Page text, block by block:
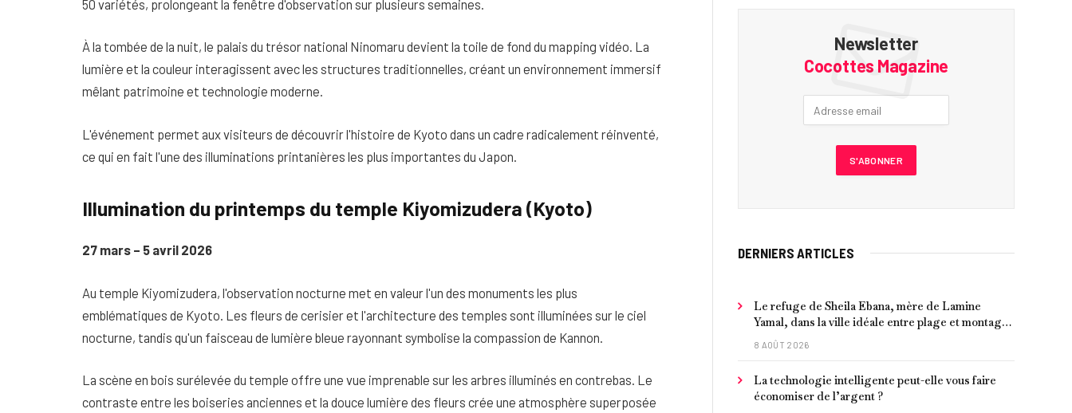
50 variétés, prolongeant la fenêtre d'observation sur plusieurs semaines.
À la tombée de la nuit, le palais du trésor national Ninomaru devient la toile de fond du mapping vidéo. La
lumière et la couleur interagissent avec les structures traditionnelles, créant un environnement immersif
mêlant patrimoine et technologie moderne.
L'événement permet aux visiteurs de découvrir l'histoire de Kyoto dans un cadre radicalement réinventé,
ce qui en fait l'une des illuminations printanières les plus importantes du Japon.
Illumination du printemps du temple Kiyomizudera (Kyoto)
27 mars – 5 avril 2026
Au temple Kiyomizudera, l'observation nocturne met en valeur l'un des monuments les plus
emblématiques de Kyoto. Les fleurs de cerisier et l'architecture des temples sont illuminées sur le ciel
nocturne, tandis qu'un faisceau de lumière bleue rayonnant symbolise la compassion de Kannon.
La scène en bois surélevée du temple offre une vue imprenable sur les arbres illuminés en contrebas. Le
contraste entre les boiseries anciennes et la douce lumière des fleurs crée une atmosphère superposée
Newsletter
Cocottes Magazine
DERNIERS ARTICLES
Le refuge de Sheila Ebana, mère de Lamine
Yamal, dans la ville idéale entre plage et montagne
pour vivre tranquillement près de Barcelone
8 AOÛT 2026
La technologie intelligente peut-elle vous faire
économiser de l’argent ?